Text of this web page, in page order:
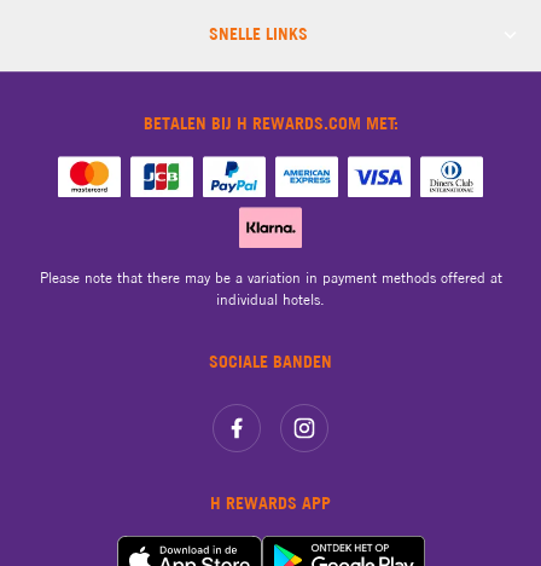
SNELLE LINKS
SOCIALE BANDEN
H REWARDS APP
BETALEN BIJ H REWARDS.COM MET:
Please note that there may be a variation in payment methods offered at
individual hotels.